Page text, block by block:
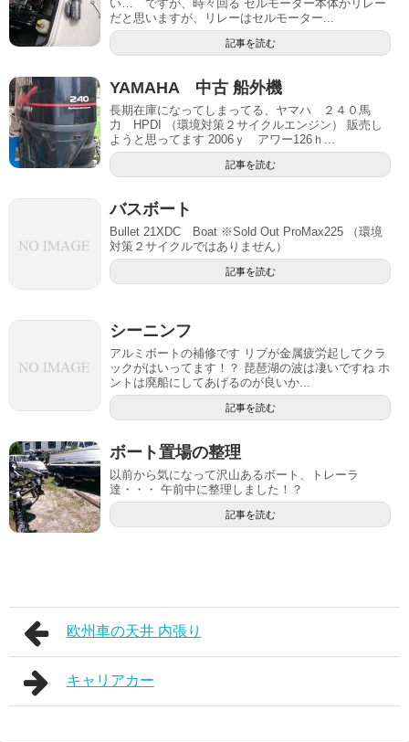
い… ですが、時々回る セルモーター本体かリレー
だと思いますが、リレーはセルモーター...
記事を読む
YAMAHA 中古 船外機
長期在庫になってしまってる、ヤマハ ２４０馬
力 HPDI （環境対策２サイクルエンジン） 販売し
ようと思ってます 2006ｙ アワー126ｈ...
記事を読む
バスボート
Bullet 21XDC Boat ※Sold Out ProMax225 （環境
対策２サイクルではありません）
記事を読む
シーニンフ
アルミボートの補修です リブが金属疲労起してクラ
ックがはいってます！？ 琵琶湖の波は凄いですね ホ
ントは廃船にしてあげるのが良いか...
記事を読む
ボート置場の整理
以前から気になって沢山あるボート、トレーラ
達・・・ 午前中に整理しました！？
記事を読む
欧州車の天井 内張り
キャリアカー